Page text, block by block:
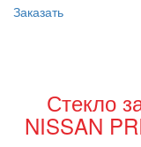
Заказать
Стекло
NISSAN